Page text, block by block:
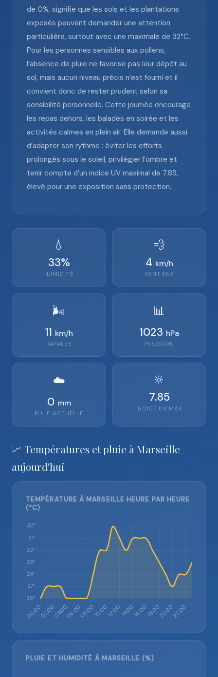
de 0%, signifie que les sols et les plantations
exposés peuvent demander une attention
particulière, surtout avec une maximale de 32°C.
Pour les personnes sensibles aux pollens,
l’absence de pluie ne favorise pas leur dépôt au
sol, mais aucun niveau précis n’est fourni et il
convient donc de rester prudent selon sa
sensibilité personnelle. Cette journée encourage
les repas dehors, les balades en soirée et les
activités calmes en plein air. Elle demande aussi
d’adapter son rythme : éviter les efforts
prolongés sous le soleil, privilégier l’ombre et
tenir compte d’un indice UV maximal de 7.85,
élevé pour une exposition sans protection.
💧
33%
HUMIDITÉ
💨
4 km/h
VENT ENE
🌬️
11 km/h
RAFALES
📊
1023 hPa
PRESSION
☁️
0 mm
PLUIE ACTUELLE
🔆
7.85
INDICE UV MAX
📈 Températures et pluie à Marseille
aujourd'hui
TEMPÉRATURE À MARSEILLE HEURE PAR HEURE
(°C)
PLUIE ET HUMIDITÉ À MARSEILLE (%)